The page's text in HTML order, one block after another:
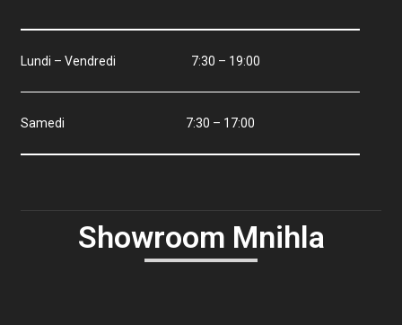
Lundi – Vendredi 7:30 – 19:00
Samedi 7:30 – 17:00
Showroom Mnihla